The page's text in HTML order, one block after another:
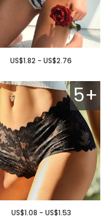
US$1.82 - US$2.76
5+
US$1.08 - US$1.53